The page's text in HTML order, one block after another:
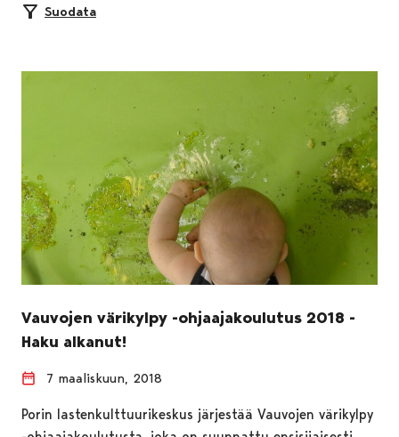
Suodata
Vauvojen värikylpy -ohjaajakoulutus 2018 -
Haku alkanut!
7 maaliskuun, 2018
Porin lastenkulttuurikeskus järjestää Vauvojen värikylpy